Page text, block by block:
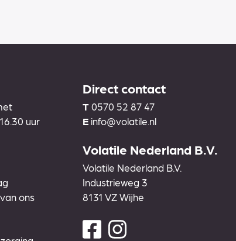
uur
ons
Direct contact
T 0570 52 87 47
E info@volatile.nl
Volatile Nederland B.V.
Volatile Nederland B.V.
Industrieweg 3
8131 VZ Wijhe